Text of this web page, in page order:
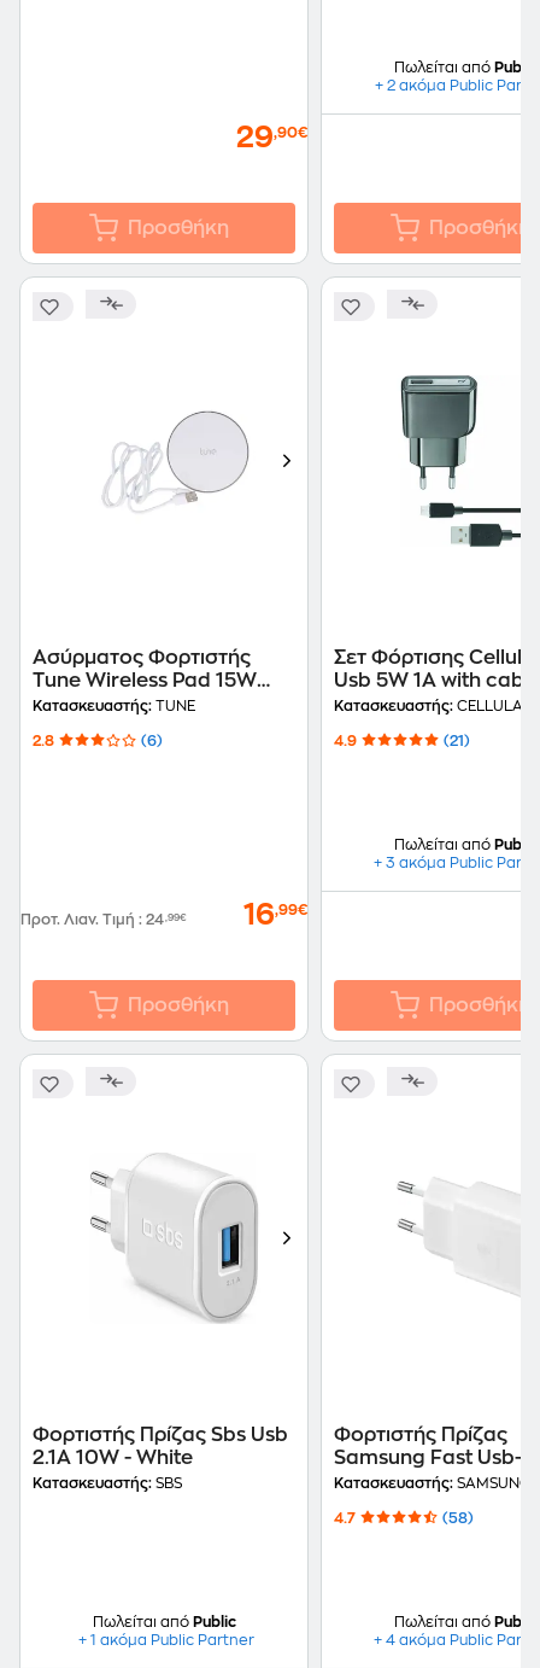
29,90€
Προσθήκη
Πωλείται από Public
+ 2 ακόμα Public
Προσθήκη
Ασύρματος Φορτιστής
Tune Wireless Pad 15W
Usb-C 1m - White
Κατασκευαστής: TUNE
2.8 (6)
Προτ. Λιαν. Τιμή : 24,99€ 16,99€
Προσθήκη
Σετ Φόρτισης
Usb 5W 1A with
to micro USB - Black
Κατασκευαστής: CELLULAR
4.9 (21)
Πωλείται από Public
+ 3 ακόμα Public
Προσθήκη
Φορτιστής Πρίζας Sbs Usb
2.1A 10W - White
Κατασκευαστής: SBS
Πωλείται από Public
+ 1 ακόμα Public Partner
Φορτιστής Πρίζας
Samsung Fast Usb-C
White
Κατασκευαστής: SAMSUNG
4.7 (58)
Πωλείται από Public
+ 4 ακόμα Public